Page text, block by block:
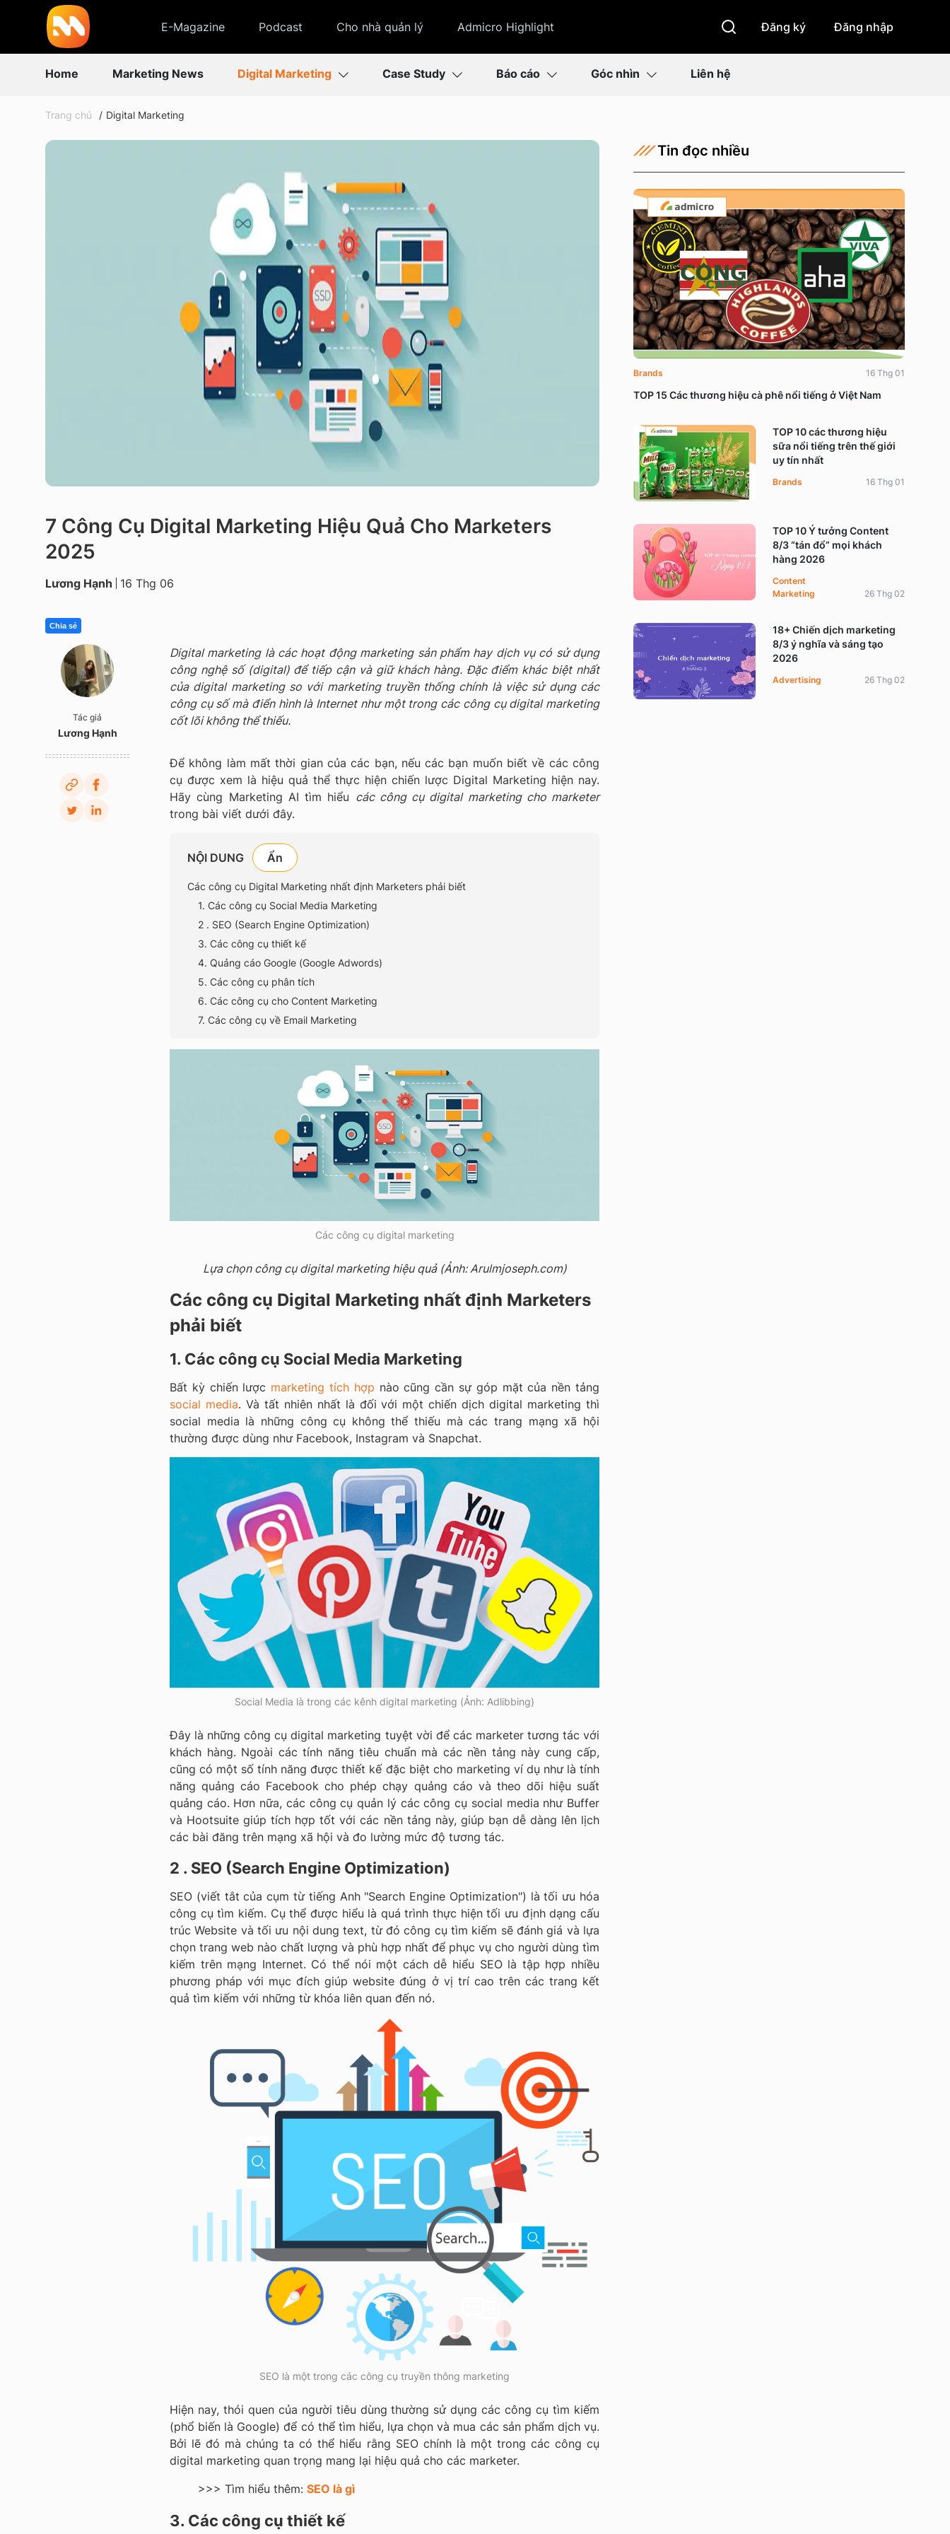
E-Magazine Podcast Cho nhà quản lý Admicro Highlight Đăng ký Đăng nhập
Home Marketing News Digital Marketing Case Study Báo cáo Góc nhìn Liên hệ
Trang chủ Digital Marketing
7 Công Cụ Digital Marketing Hiệu Quả Cho Marketers
2025
Lương Hạnh 16 Thg 06
Chia sẻ
Tác giả
Lương Hạnh
Digital marketing là các hoạt động marketing sản phẩm hay dịch vụ có sử dụng
công nghệ số (digital) để tiếp cận và giữ khách hàng. Đặc điểm khác biệt nhất
của digital marketing so với marketing truyền thống chính là việc sử dụng các
công cụ số mà điển hình là Internet như một trong các công cụ digital marketing
cốt lõi không thể thiếu.
Để không làm mất thời gian của các bạn, nếu các bạn muốn biết về các công
cụ được xem là hiệu quả thể thực hiện chiến lược Digital Marketing hiện nay.
Hãy cùng Marketing AI tìm hiểu các công cụ digital marketing cho marketer
trong bài viết dưới đây.
NỘI DUNG
Các công cụ Digital Marketing nhất định Marketers phải biết
1. Các công cụ Social Media Marketing
2 . SEO (Search Engine Optimization)
3. Các công cụ thiết kế
4. Quảng cáo Google (Google Adwords)
5. Các công cụ phân tích
6. Các công cụ cho Content Marketing
7. Các công cụ về Email Marketing
Các công cụ digital marketing
Lựa chọn công cụ digital marketing hiệu quả (Ảnh: Arulmjoseph.com)
Các công cụ Digital Marketing nhất định Marketers
phải biết
1. Các công cụ Social Media Marketing
Bất kỳ chiến lược marketing tích hợp nào cũng cần sự góp mặt của nền tảng
social media. Và tất nhiên nhất là đối với một chiến dịch digital marketing thì
social media là những công cụ không thể thiếu mà các trang mạng xã hội
thường được dùng như Facebook, Instagram và Snapchat.
Social Media là trong các kênh digital marketing (Ảnh: Adlibbing)
Đây là những công cụ digital marketing tuyệt vời để các marketer tương tác với
khách hàng. Ngoài các tính năng tiêu chuẩn mà các nền tảng này cung cấp,
cũng có một số tính năng được thiết kế đặc biệt cho marketing ví dụ như là tính
năng quảng cáo Facebook cho phép chạy quảng cáo và theo dõi hiệu suất
quảng cáo. Hơn nữa, các công cụ quản lý các công cụ social media như Buffer
và Hootsuite giúp tích hợp tốt với các nền tảng này, giúp bạn dễ dàng lên lịch
các bài đăng trên mạng xã hội và đo lường mức độ tương tác.
2 . SEO (Search Engine Optimization)
SEO (viết tắt của cụm từ tiếng Anh "Search Engine Optimization") là tối ưu hóa
công cụ tìm kiếm. Cụ thể được hiểu là quá trình thực hiện tối ưu định dạng cấu
trúc Website và tối ưu nội dung text, từ đó công cụ tìm kiếm sẽ đánh giá và lựa
chọn trang web nào chất lượng và phù hợp nhất để phục vụ cho người dùng tìm
kiếm trên mạng Internet. Có thể nói một cách dễ hiểu SEO là tập hợp nhiều
phương pháp với mục đích giúp website đúng ở vị trí cao trên các trang kết
quả tìm kiếm với những từ khóa liên quan đến nó.
SEO là một trong các công cụ truyền thông marketing
Hiện nay, thói quen của người tiêu dùng thường sử dụng các công cụ tìm kiếm
(phổ biến là Google) để có thể tìm hiểu, lựa chọn và mua các sản phẩm dịch vụ.
Bởi lẽ đó mà chúng ta có thể hiểu rằng SEO chính là một trong các công cụ
digital marketing quan trọng mang lại hiệu quả cho các marketer.
>>> Tìm hiểu thêm: SEO là gì
3. Các công cụ thiết kế
Tin đọc nhiều
TOP 15 Các thương hiệu cà phê nổi tiếng ở Việt Nam
Brands 16 Thg 01
TOP 10 các thương hiệu
sữa nổi tiếng trên thế giới
uy tín nhất
Brands 16 Thg 01
TOP 10 Ý tưởng Content
8/3 “tán đổ” mọi khách
hàng 2026
Content
Marketing
26 Thg 02
18+ Chiến dịch marketing
8/3 ý nghĩa và sáng tạo
2026
Advertising 26 Thg 02